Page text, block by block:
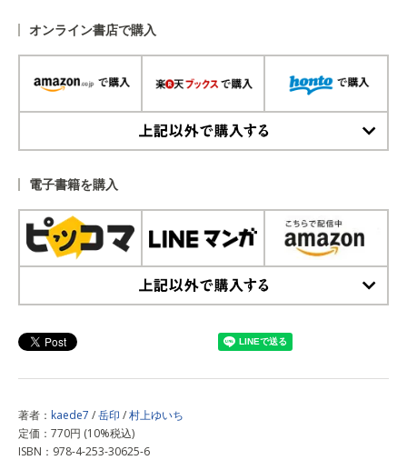
オンライン書店で購入
電子書籍を購入
著者： kaede7 /岳印 /村上ゆいち
定価：770円 (10%税込)
ISBN：978-4-253-30625-6